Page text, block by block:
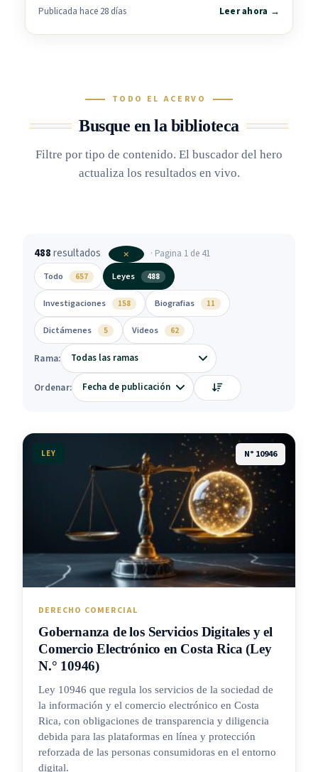
debida para las plataformas en línea y protección
Publicada hace 28 días Leer ahora →
TODO EL ACERVO
Busque en la biblioteca
Filtre por tipo de contenido. El buscador del hero
actualiza los resultados en vivo.
488resultados
· Pagina 1 de 41
Todo
657 Leyes 488
Investigaciones 158 Biografias 11
Dictámenes 5 Videos 62
Rama:
Ordenar:
LEY N° 10946
DERECHO COMERCIAL
Gobernanza de los Servicios Digitales y el
Comercio Electrónico en Costa Rica (Ley
N.° 10946)
Ley 10946 que regula los servicios de la sociedad de
la información y el comercio electrónico en Costa
Rica, con obligaciones de transparencia y diligencia
debida para las plataformas en línea y protección
reforzada de las personas consumidoras en el entorno
digital.